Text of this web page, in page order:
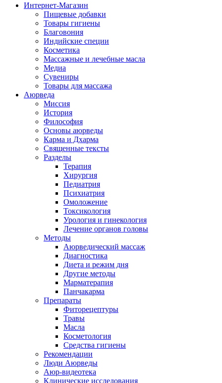
Интернет-Магазин
Пищевые добавки
Товары гигиены
Благовония
Индийские специи
Косметика
Массажные и лечебные масла
Медиа
Сувениры
Товары для массажа
Аюрведа
Миссия
История
Философия
Основы аюрведы
Карма и Дхарма
Священные тексты
Разделы
Терапия
Хирургия
Педиатрия
Психиатрия
Омоложение
Токсикология
Урология и гинекология
Лечение органов головы
Методы
Аюрведический массаж
Диагностика
Диета и режим дня
Другие методы
Марматерапия
Панчакарма
Препараты
Фиторецептуры
Травы
Масла
Косметология
Средства гигиены
Рекомендации
Люди Аюрведы
Аюр-видеотека
Клинические исследования